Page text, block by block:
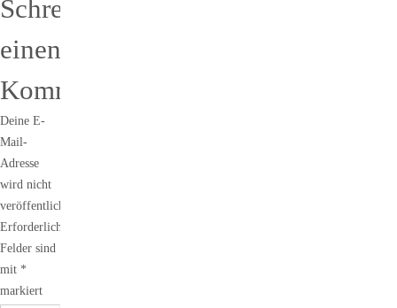
Schreibe
einen
Kommentar
Deine E-
Mail-
Adresse
wird nicht
veröffentlicht.
Erforderliche
Felder sind
mit *
markiert